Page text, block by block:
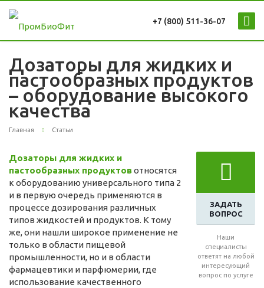
+7 (800) 511-36-07
Дозаторы для жидких и
пастообразных продуктов
– оборудование высокого
качества
Главная Статьи
ЗАДАТЬ
ВОПРОС
Наши
специалисты
ответят на любой
интересующий
вопрос по услуге
Дозаторы для жидких и
пастообразных продуктовотносятся
к оборудованию универсального типа 2
и в первую очередь применяются в
процессе дозирования различных
типов жидкостей и продуктов. К тому
же, они нашли широкое применение не
только в области пищевой
промышленности, но и в области
фармацевтики и парфюмерии, где
использование качественного